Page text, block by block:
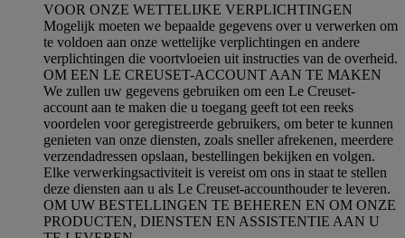
VOOR ONZE WETTELIJKE VERPLICHTINGEN
Mogelijk moeten we bepaalde gegevens over u verwerken om
te voldoen aan onze wettelijke verplichtingen en andere
verplichtingen die voortvloeien uit instructies van de overheid.
OM EEN LE CREUSET-ACCOUNT AAN TE MAKEN
We zullen uw gegevens gebruiken om een Le Creuset-
account aan te maken die u toegang geeft tot een reeks
voordelen voor geregistreerde gebruikers, om beter te kunnen
genieten van onze diensten, zoals sneller afrekenen, meerdere
verzendadressen opslaan, bestellingen bekijken en volgen.
Elke verwerkingsactiviteit is vereist om ons in staat te stellen
deze diensten aan u als Le Creuset-accounthouder te leveren.
OM UW BESTELLINGEN TE BEHEREN EN OM ONZE
PRODUCTEN, DIENSTEN EN ASSISTENTIE AAN U